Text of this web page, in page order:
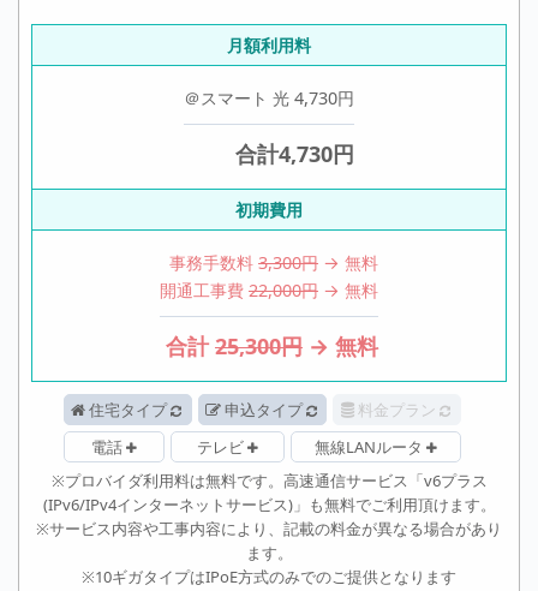
月額利用料
＠スマート 光 4,730円
合計4,730円
初期費用
事務手数料 3,300円 → 無料
開通工事費 22,000円 → 無料
合計25,300円 → 無料
住宅タイプ 申込タイプ
料金プラン
電話
テレビ
無線LANルータ
※プロバイダ利用料は無料です。高速通信サービス「v6プラス
(IPv6/IPv4インターネットサービス)」も無料でご利用頂けます。
※サービス内容や工事内容により、記載の料金が異なる場合があり
ます。
※10ギガタイプはIPoE方式のみでのご提供となります